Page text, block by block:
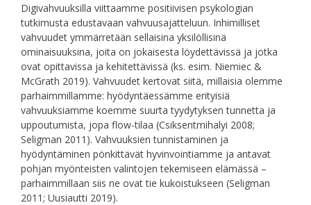
Digivahvuuksilla viittaamme positiivisen psykologian
tutkimusta edustavaan vahvuusajatteluun. Inhimilliset
vahvuudet ymmärretään sellaisina yksilöllisinä
ominaisuuksina, joita on jokaisesta löydettävissä ja jotka
ovat opittavissa ja kehitettävissä (ks. esim. Niemiec &
McGrath 2019). Vahvuudet kertovat siitä, millaisia olemme
parhaimmillamme: hyödyntäessämme erityisiä
vahvuuksiamme koemme suurta tyydytyksen tunnetta ja
uppoutumista, jopa flow-tilaa (Csiksentmihalyi 2008;
Seligman 2011). Vahvuuksien tunnistaminen ja
hyödyntäminen pönkittävät hyvinvointiamme ja antavat
pohjan myönteisten valintojen tekemiseen elämässä –
parhaimmillaan siis ne ovat tie kukoistukseen (Seligman
2011; Uusiautti 2019).